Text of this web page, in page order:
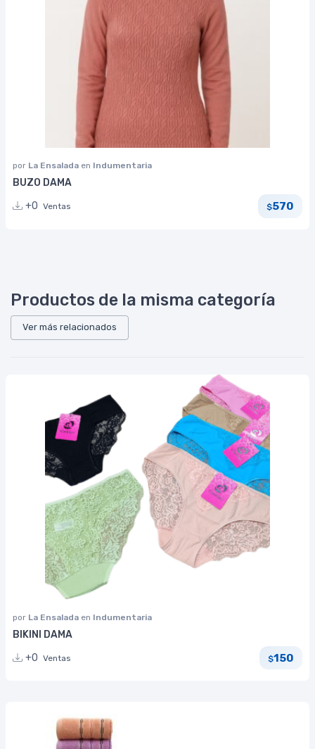
por La Ensalada en Indumentaria
BUZO DAMA
+0 Ventas $570
Productos de la misma categoría
Ver más relacionados
por La Ensalada en Indumentaria
BIKINI DAMA
+0 Ventas $150